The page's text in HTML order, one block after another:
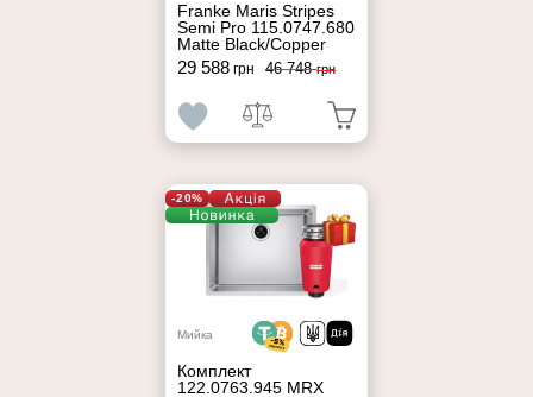
Franke Maris Stripes
Semi Pro 115.0747.680
Matte Black/Copper
29 588 грн 46 748грн
-20%
Мийка
Комплект
122.0763.945 MRX